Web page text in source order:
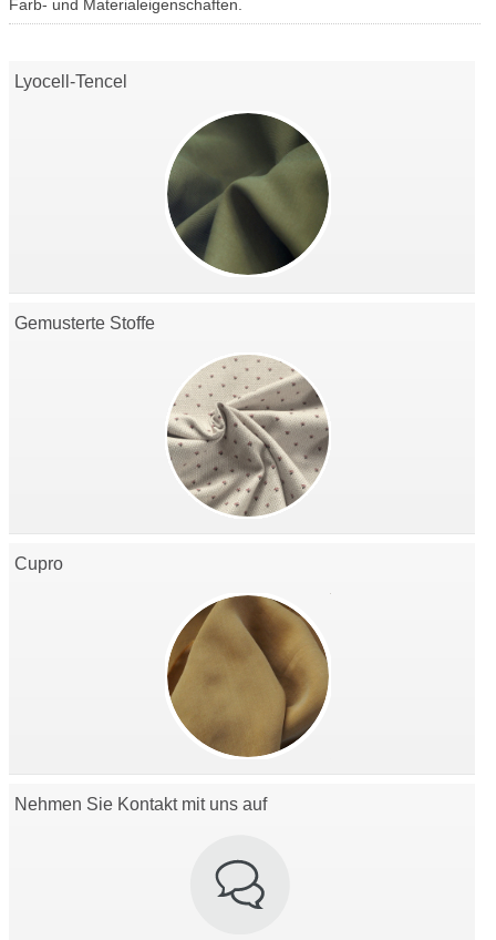
Farb- und Materialeigenschaften.
Lyocell-Tencel
Gemusterte Stoffe
Cupro
Nehmen Sie Kontakt mit uns auf